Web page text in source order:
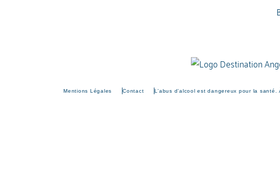
Mentions Légales Contact L’abus d’alcool est dangereux pour la santé.